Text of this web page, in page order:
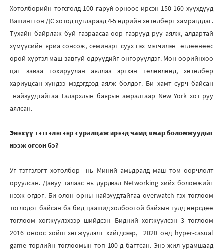
Хөтөлбөрийн төгсгөлд 100 гаруй орноос ирсэн 150-160 хүүхдүүд
Вашингтон ДС хотод цуглараад 4-5 өдрийн хөтөлбөрт хамрагддаг.
Тухайн байрлаж буй газраасаа өөр газрууд руу аялж, алдартай
хүмүүсийн яриа сонсож, семинарт суух гэх мэтчилэн өглөөнөөс
орой хүртэл маш завгүй өдрүүдийг өнгөрүүлдэг. Мөн өөрийнхөө
цаг заваа тохируулан аяллаа эртхэн төлөвлөөд, хөтөлбөр
хариуцсан хүндээ мэдэгдээд аялж болдог. Би хамт сурч байсан
найзуудтайгаа Талархлын баярын амралтаар New York хот руу
аялсан.
Энэхүү тэтгэлэгээр суралцаж ирээд чамд ямар боломжуудыг
нээж өгсөн бэ?
Уг тэтгэлэгт хөтөлбөр нь Миний амьдралд маш том өөрчлөлт
оруулсан. Давуу талаас нь дурдвал Networking хийх боломжийг
нээж өгдөг. Би олон орны найзуудтайгаа overwatch гэх тоглоом
тоглодог байсан ба бид цаашид холбоотой байхын тулд өөрсдөө
тоглоом хөгжүүлэхээр шийдсэн. Бидний хөгжүүлсэн 3 тоглоом
2016 оноос хойш хөгжүүлэлт хийгдсээр, 2020 онд hyper-casual
game төрлийн тоглоомын топ 100-д багтсан. Энэ жил урамшаад